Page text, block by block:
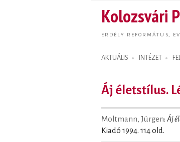
Kolozsvári
ERDÉLY REFORMÁTUS,
AKTUÁLIS INTÉZET
Search form
Áj életstílus.
Moltmann, Jürgen: Áj
Kiadó 1994. 114 old.